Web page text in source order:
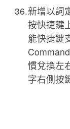
新增以詞
按快捷鍵
能快捷鍵
慣兌換左
字右側按